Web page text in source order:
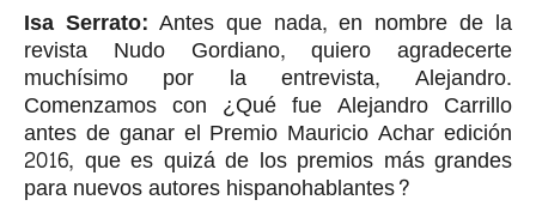
Isa Serrato:Antes que nada, en nombre de la
revista Nudo Gordiano, quiero agradecerte
muchísimo por la entrevista, Alejandro.
Comenzamos con ¿Qué fue Alejandro Carrillo
antes de ganar el Premio Mauricio Achar edición
2016, que es quizá de los premios más grandes
para nuevos autores hispanohablantes?